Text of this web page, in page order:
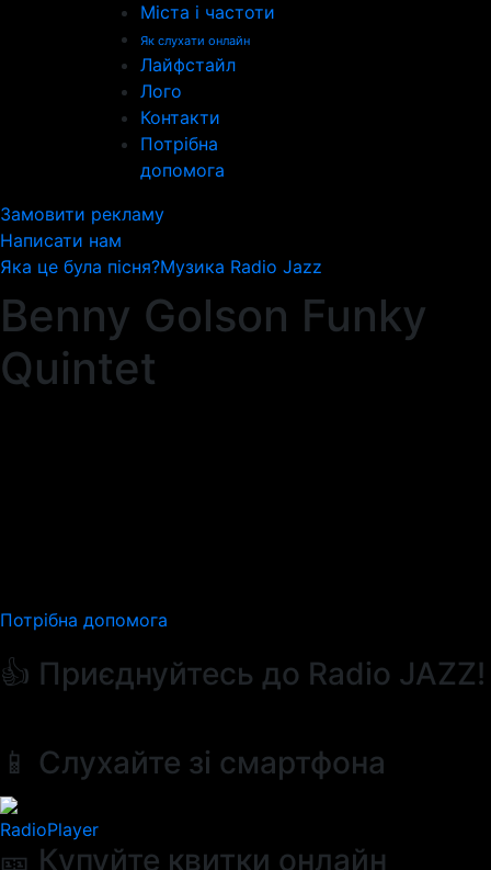
Міста і частоти
Як слухати онлайн
Лайфстайл
Лого
Контакти
Потрібна
допомога
Замовити рекламу
Написати нам
Яка це була пісня?Музика Radio Jazz
Benny Golson Funky
Quintet
Потрібна допомога
👍 Приєднуйтесь до Radio JAZZ!
📱 Слухайте зі смартфона
RadioPlayer
🎫 Купуйте квитки онлайн